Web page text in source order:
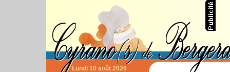
Lundi 10 août 2026